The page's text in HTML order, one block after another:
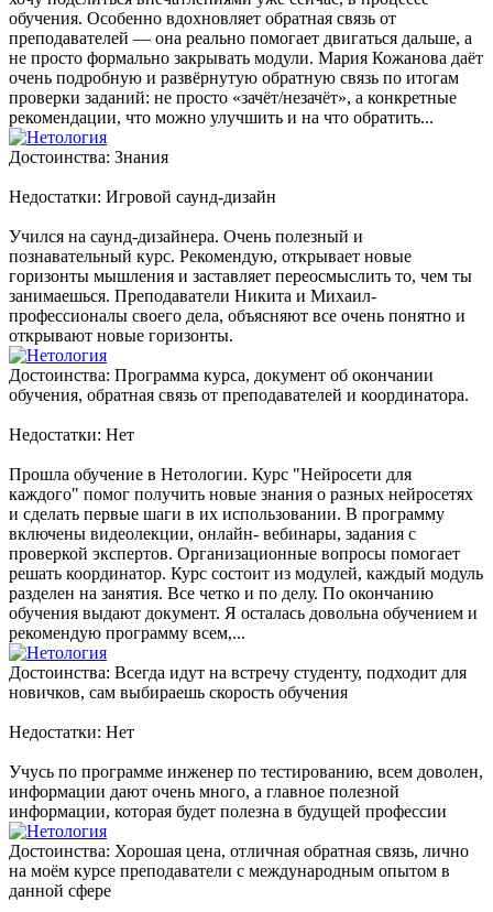
обучения. Особенно вдохновляет обратная связь от
преподавателей — она реально помогает двигаться дальше, а
не просто формально закрывать модули. Мария Кожанова даёт
очень подробную и развёрнутую обратную связь по итогам
проверки заданий: не просто «зачёт/незачёт», а конкретные
рекомендации, что можно улучшить и на что обратить...
Достоинства: Знания
Недостатки: Игровой саунд-дизайн
Учился на саунд-дизайнера. Очень полезный и
познавательный курс. Рекомендую, открывает новые
горизонты мышления и заставляет переосмыслить то, чем ты
занимаешься. Преподаватели Никита и Михаил-
профессионалы своего дела, объясняют все очень понятно и
открывают новые горизонты.
Достоинства: Программа курса, документ об окончании
обучения, обратная связь от преподавателей и координатора.
Недостатки: Нет
Прошла обучение в Нетологии. Курс "Нейросети для
каждого" помог получить новые знания о разных нейросетях
и сделать первые шаги в их использовании. В программу
включены видеолекции, онлайн- вебинары, задания с
проверкой экспертов. Организационные вопросы помогает
решать координатор. Курс состоит из модулей, каждый модуль
разделен на занятия. Все четко и по делу. По окончанию
обучения выдают документ. Я осталась довольна обучением и
рекомендую программу всем,...
Достоинства: Всегда идут на встречу студенту, подходит для
новичков, сам выбираешь скорость обучения
Недостатки: Нет
Учусь по программе инженер по тестированию, всем доволен,
информации дают очень много, а главное полезной
информации, которая будет полезна в будущей профессии
Достоинства: Хорошая цена, отличная обратная связь, лично
на моём курсе преподаватели с международным опытом в
данной сфере